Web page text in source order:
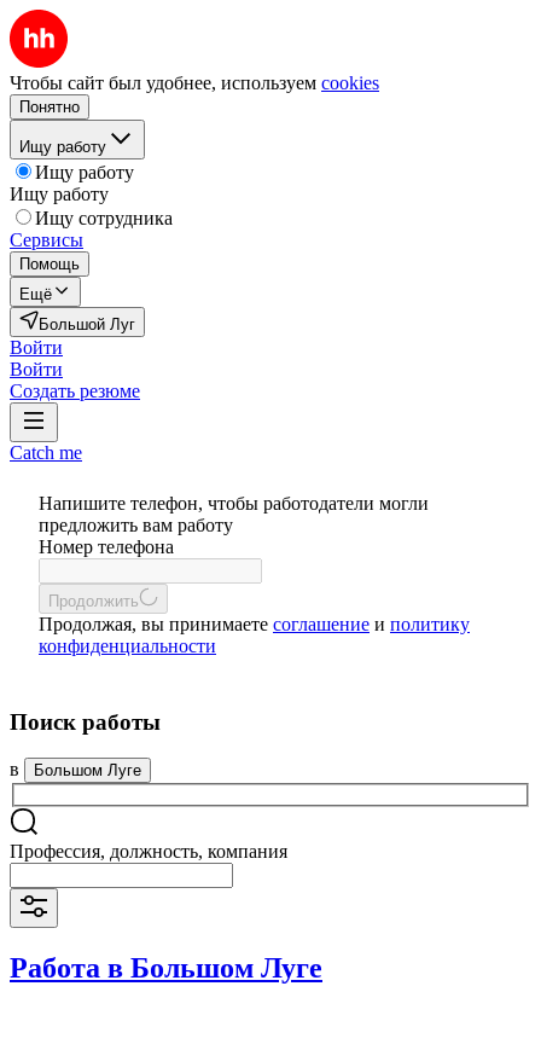
Чтобы сайт был удобнее, используем cookies
Понятно
Ищу работу
Ищу работу
Ищу работу
Ищу сотрудника
Сервисы
Помощь
Ещё
Большой Луг
Войти
Войти
Создать резюме
Catch me
Напишите телефон, чтобы работодатели могли
предложить вам работу
Номер телефона
Продолжить
Продолжая, вы принимаете соглашение и политику
конфиденциальности
Поиск работы
в Большом Луге
Профессия, должность, компания
Работа в Большом Луге